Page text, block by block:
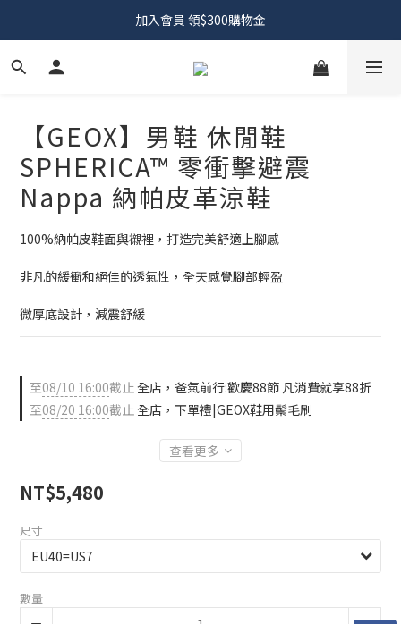
加入會員 領$300購物金
【GEOX】男鞋 休閒鞋
SPHERICA™ 零衝擊避震
Nappa 納帕皮革涼鞋
100%納帕皮鞋面與襯裡，打造完美舒適上腳感
非凡的緩衝和絕佳的透氣性，全天感覺腳部輕盈
微厚底設計，減震舒緩
至08/10 16:00截止全店，爸氣前行:歡慶88節 凡消費就享88折
至08/20 16:00截止全店，下單禮|GEOX鞋用鬃毛刷
查看更多
NT$5,480
尺寸
數量